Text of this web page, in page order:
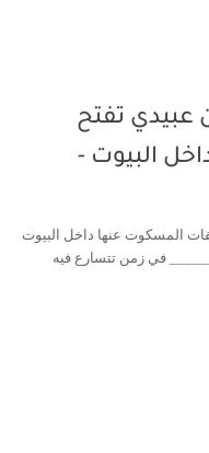
عبيدي تفتح
البيوت -
المسكوت عنها داخل البيوت
في زمن تتسارع فيه